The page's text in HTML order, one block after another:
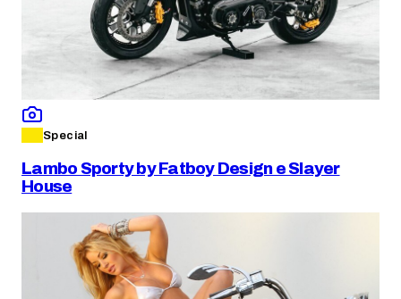
Special
Lambo Sporty by Fatboy Design e Slayer
House